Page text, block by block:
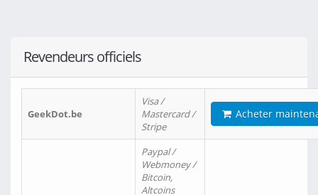
Revendeurs officiels
GeekDot.be
Visa /
Mastercard /
Stripe
Acheter
Paypal /
Webmoney /
Bitcoin,
Altcoins